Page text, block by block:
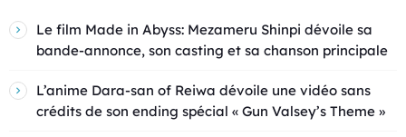
Le film Made in Abyss: Mezameru Shinpi dévoile sa
bande-annonce, son casting et sa chanson principale
L’anime Dara-san of Reiwa dévoile une vidéo sans
crédits de son ending spécial « Gun Valsey’s Theme »